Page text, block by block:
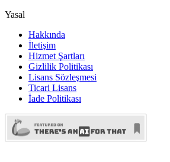
Yasal
Hakkında
İletişim
Hizmet Şartları
Gizlilik Politikası
Lisans Sözleşmesi
Ticari Lisans
İade Politikası